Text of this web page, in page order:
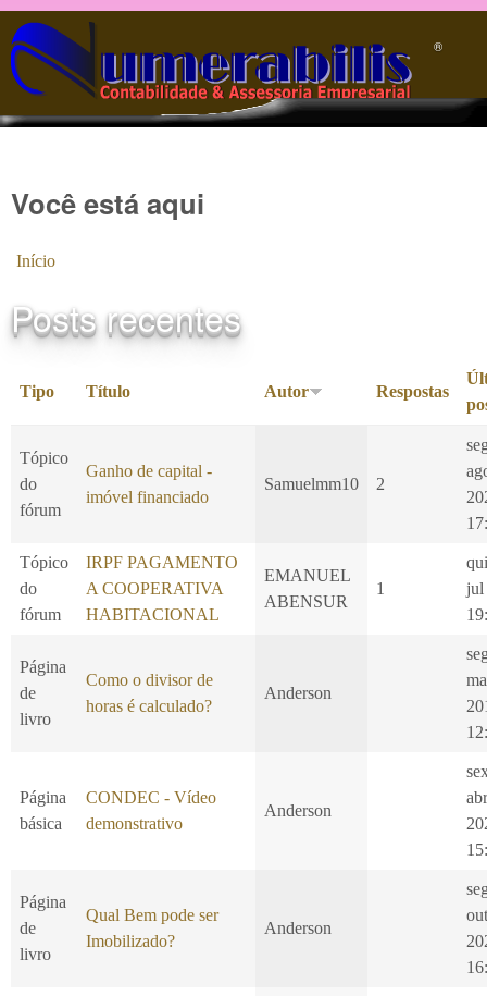
Pular para o conteúdo principal
®️
Você está aqui
Início
Posts recentes
Tipo Título Autor Respostas
Tópico
do
fórum
Ganho de capital -
imóvel financiado
Samuelmm10 2
Tópico
do
fórum
IRPF PAGAMENTO
A COOPERATIVA
HABITACIONAL
EMANUEL
ABENSUR
1
jul
Página
de
livro
Como o divisor de
horas é calculado?
Anderson
Página
básica
CONDEC - Vídeo
demonstrativo
Anderson
abr
Página
de
livro
Qual Bem pode ser
Imobilizado?
Anderson
out